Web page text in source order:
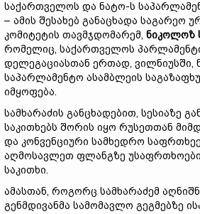
საქართველოს და ნატო-ს
– ამის შესახებ განაცხადა საგარეო
კომიტეტის თავმჯდომარემ, ნიკოლოზ
რომელიც, საქართველოს
დელეგაციასთან ერთად, ვილნიუსში,
საპარლამენტო ასამბლეის
იმყოფება.
სამხარაძის განცხადებით, სესიაზე
საკითხებს შორის იყო რუსეთთან
და კონვენციური სამხედრო
აღმოსავლეთ ფლანგზე
საკითხი.
ამასთან, როგორც სამხარაძემ
გენმდივანმა სამომავლო გეგმებზე